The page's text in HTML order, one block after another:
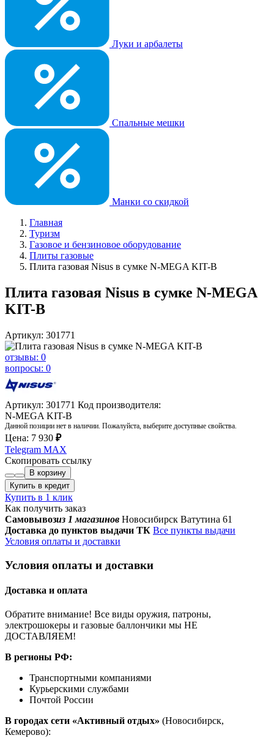
Луки и арбалеты
Спальные мешки
Манки со скидкой
Главная
Туризм
Газовое и бензиновое оборудование
Плиты газовые
Плита газовая Nisus в сумке N-MEGA KIT-B
Плита газовая Nisus в сумке N-MEGA
KIT-B
Артикул: 301771
отзывы: 0
вопросы: 0
Артикул: 301771 Код производителя:
N-MEGA KIT-B
Данной позиции нет в наличии. Пожалуйста, выберите доступные свойства.
Цена: 7 930 ₽
Telegram MAX
Скопировать ссылку
В корзину
Купить в кредит
Купить в 1 клик
Как получить заказ
Самовывозиз 1 магазинов Новосибирск Ватутина 61
Доставка до пунктов выдачи ТК Все пункты выдачи
Условия оплаты и доставки
Условия оплаты и доставки
Доставка и оплата
Обратите внимание! Все виды оружия, патроны,
электрошокеры и газовые баллончики мы НЕ
ДОСТАВЛЯЕМ!
В регионы РФ:
Транспортными компаниями
Курьерскими службами
Почтой России
В городах сети «Активный отдых» (Новосибирск,
Кемерово):